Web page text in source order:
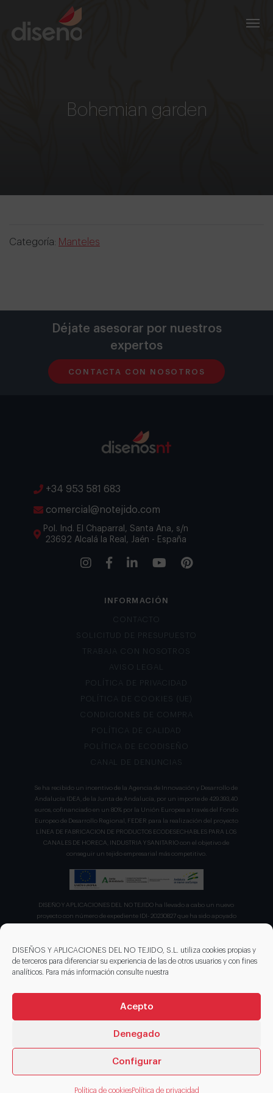
DISEÑOS Y APLICACIONES DEL NO TEJIDO, S.L. utiliza cookies propias y
de terceros para diferenciar su experiencia de las de otros usuarios y con fines
analíticos. Para más información consulte nuestra
Acepto
Denegado
Configurar
Política de cookiesPolítica de privacidad
Bohemian garden
Categoría: Manteles
Déjate asesorar por nuestros
expertos
CONTACTA CON NOSOTROS
+34 953 581 683
comercial@notejido.com
Pol. Ind. El Chaparral, Santa Ana, s/n
23692 Alcalá la Real, Jaén - España
INFORMACIÓN
CONTACTO
SOLICITUD DE PRESUPUESTO
TRABAJA CON NOSOTROS
AVISO LEGAL
POLÍTICA DE PRIVACIDAD
POLÍTICA DE COOKIES (UE)
CONDICIONES DE COMPRA
POLÍTICA DE CALIDAD
POLÍTICA DE ECODISEÑO
CANAL DE DENUNCIAS
Se ha recibido un incentivo de la Agencia de Innovación y Desarrollo de
Andalucía IDEA, de la Junta de Andalucía, por un importe de 429.393,40
euros, cofinanciado en un 80% por la Unión Europea a través del Fondo
Europeo de Desarrollo Regional, FEDER para la realización del proyecto
LÍNEA DE FABRICACION DE PRODUCTOS ECODESECHABLES PARA LOS
CANALES DE HORECA, INDUSTRIA Y SANITARIO con el objetivo de
conseguir un tejido empresarial más competitivo.
DISEÑO Y APLICACIONES DEL NO TEJIDO ha llevado a cabo un nuevo
proyecto con número de expediente IDI- 20230827 que ha sido apoyado
nuevas tecnologías de manipulación e impresión de materiales
sostenibles para favorecer el ecodiseño en el ámbito del packaging"
recibiendo en concepto de ayuda parcialmente reembolsable un 75%
© 2026 DISENOS NT